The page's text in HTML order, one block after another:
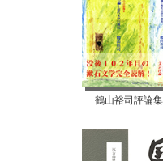
鶴山裕司評論